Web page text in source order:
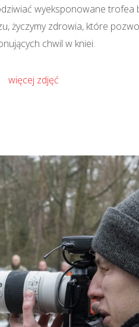
wyeksponowane trofea
życzymy zdrowia, które
chwil w kniei.
więcej zdjęć